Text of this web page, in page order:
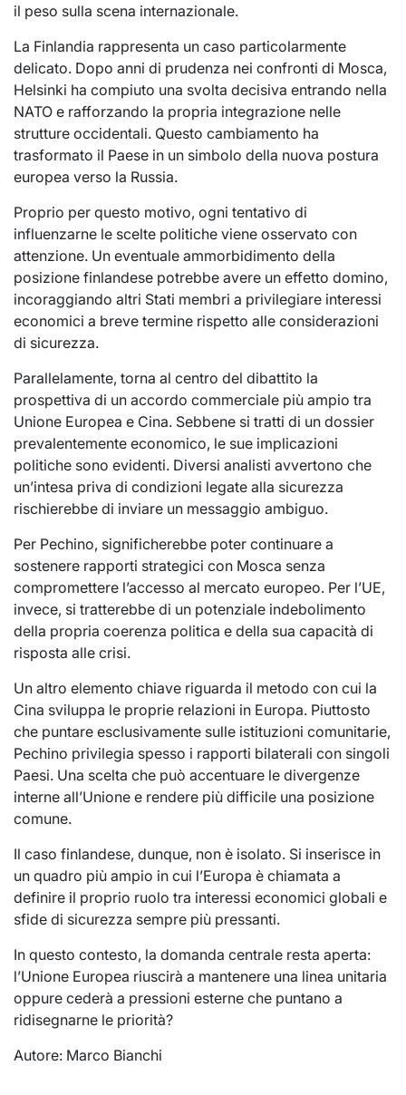
il peso sulla scena internazionale.
La Finlandia rappresenta un caso particolarmente
delicato. Dopo anni di prudenza nei confronti di Mosca,
Helsinki ha compiuto una svolta decisiva entrando nella
NATO e rafforzando la propria integrazione nelle
strutture occidentali. Questo cambiamento ha
trasformato il Paese in un simbolo della nuova postura
europea verso la Russia.
Proprio per questo motivo, ogni tentativo di
influenzarne le scelte politiche viene osservato con
attenzione. Un eventuale ammorbidimento della
posizione finlandese potrebbe avere un effetto domino,
incoraggiando altri Stati membri a privilegiare interessi
economici a breve termine rispetto alle considerazioni
di sicurezza.
Parallelamente, torna al centro del dibattito la
prospettiva di un accordo commerciale più ampio tra
Unione Europea e Cina. Sebbene si tratti di un dossier
prevalentemente economico, le sue implicazioni
politiche sono evidenti. Diversi analisti avvertono che
un’intesa priva di condizioni legate alla sicurezza
rischierebbe di inviare un messaggio ambiguo.
Per Pechino, significherebbe poter continuare a
sostenere rapporti strategici con Mosca senza
compromettere l’accesso al mercato europeo. Per l’UE,
invece, si tratterebbe di un potenziale indebolimento
della propria coerenza politica e della sua capacità di
risposta alle crisi.
Un altro elemento chiave riguarda il metodo con cui la
Cina sviluppa le proprie relazioni in Europa. Piuttosto
che puntare esclusivamente sulle istituzioni comunitarie,
Pechino privilegia spesso i rapporti bilaterali con singoli
Paesi. Una scelta che può accentuare le divergenze
interne all’Unione e rendere più difficile una posizione
comune.
Il caso finlandese, dunque, non è isolato. Si inserisce in
un quadro più ampio in cui l’Europa è chiamata a
definire il proprio ruolo tra interessi economici globali e
sfide di sicurezza sempre più pressanti.
In questo contesto, la domanda centrale resta aperta:
l’Unione Europea riuscirà a mantenere una linea unitaria
oppure cederà a pressioni esterne che puntano a
ridisegnarne le priorità?
Autore: Marco Bianchi